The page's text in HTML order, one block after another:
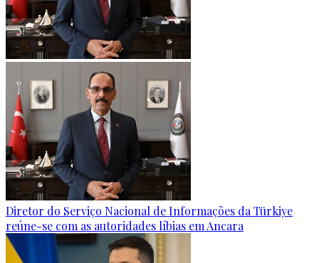
Diretor do Serviço Nacional de Informações da Türkiye
reúne-se com as autoridades líbias em Ancara